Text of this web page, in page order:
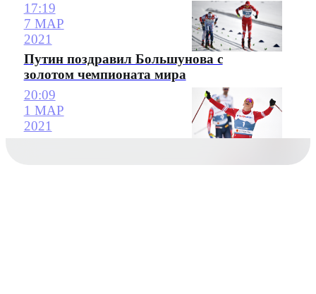
17:19
7 МАР
2021
Путин поздравил Большунова с
золотом чемпионата мира
20:09
1 МАР
2021